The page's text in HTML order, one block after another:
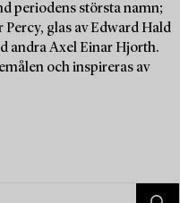
periodens största namn;
glas av Edward Hald
andra Axel Einar Hjorth.
och inspireras av